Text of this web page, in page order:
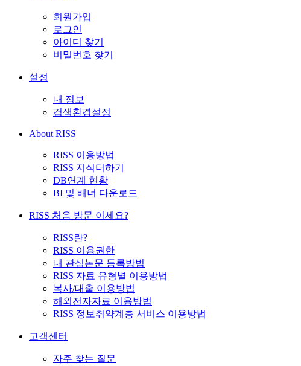
회원가입
로그인
아이디 찾기
비밀번호 찾기
설정
내 정보
검색환경설정
About RISS
RISS 이용방법
RISS 지식더하기
DB연계 현황
BI 및 배너 다운로드
RISS 처음 방문 이세요?
RISS란?
RISS 이용권한
내 관심논문 등록방법
RISS 자료 유형별 이용방법
복사/대출 이용방법
해외전자자료 이용방법
RISS 정보취약계층 서비스 이용방법
고객센터
자주 찾는 질문